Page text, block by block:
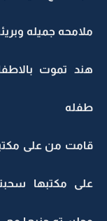
ملامحه جميله
هند تموت
طفله
قامت من على
على مكتبها